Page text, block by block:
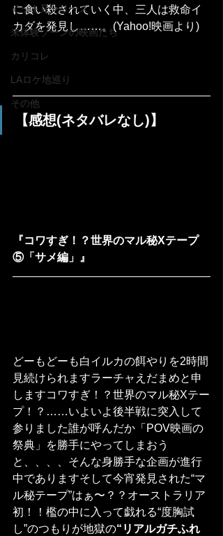
イッキ見シリーズ
未体験ゾーンの映画たち
カリコレ
LAロケ地巡り
その他
に食い殺されていく中、三人は救命イ
カダを発見し……。(Yahoo!映画より)
【感想(ネタバレなし)】
『コワすぎ！？世界のマル秘Xテープ
⑤「サメ編」』
どーもどーも白イルカの餌やりを2時間
見続けられますラーチャえだまめと申
しますコワすぎ！？世界のマル秘Xテー
プ！？……いよいよ後半戦に突入して
参りました誰が呼んだか「POV映画の
祭典」を勝手にやってしまおう
と、、、、そんな身勝手な企画が進行
中でありますそして今宵発見された“マ
ル秘テープ”はぁ〜？？オーストラリア
初！！檻の中に入って戯れる“度胸試
し”のつもりが地獄の“リアルガチふれ